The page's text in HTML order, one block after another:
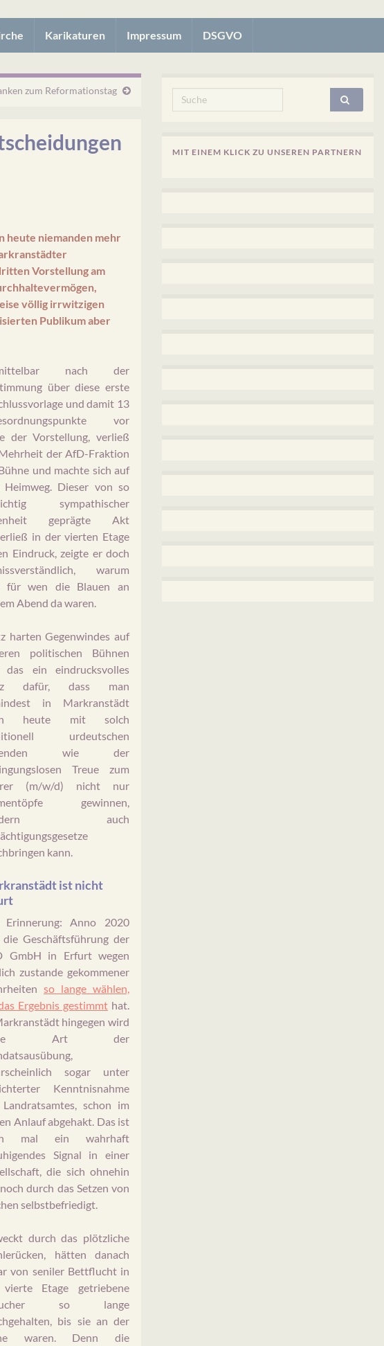
Karikaturen Impressum DSGVO
zum Reformationstag
heute niemanden mehr
Vorstellung am
völlig irrwitzigen
Publikum aber
nach der
über diese erste
und damit 13
vor
der Vorstellung, verließ
der AfD-Fraktion
und machte sich auf
Heimweg. Dieser von so
sympathischer
geprägte Akt
in der vierten Etage
Eindruck, zeigte er doch
warum
für wen die Blauen an
Abend da waren.
harten Gegenwindes auf
politischen Bühnen
das ein eindrucksvolles
dafür, dass man
in Markranstädt
heute mit solch
urdeutschen
wie der
Treue zum
(m/w/d) nicht nur
gewinnen,
auch
kann.
ist nicht
Erinnerung: Anno 2020
Geschäftsführung der
GmbH in Erfurt wegen
zustande gekommener
so lange wählen,
Ergebnis gestimmt hat.
hingegen wird
Art der
sogar unter
Kenntnisnahme
schon im
Anlauf abgehakt. Das ist
mal ein wahrhaft
Signal in einer
die sich ohnehin
durch das Setzen von
selbstbefriedigt.
durch das plötzliche
hätten danach
von seniler Bettflucht in
Etage getriebene
so lange
bis sie an der
waren. Denn die
Search for:
MIT EINEM KLICK ZU UNSEREN PARTNERN